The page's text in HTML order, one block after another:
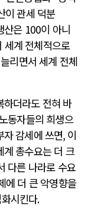
이 관세 덕분
산은 100이 아니
세계 전체적으로
리면서 세계 전체
하더라도 전혀 바
동자들의 희생으
감세에 쓰면, 이
총수요는 더 크
다른 나라로 수요
에 더 큰 악영향을
시킨다.